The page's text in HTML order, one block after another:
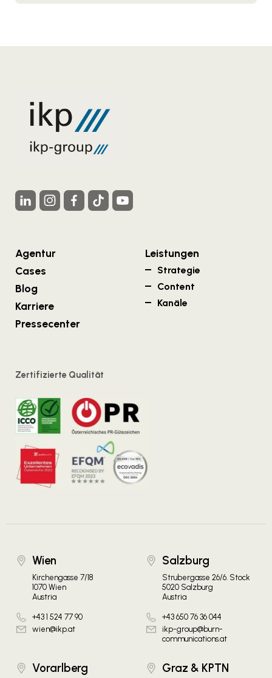
Agentur
Cases
Blog
Karriere
Pressecenter
Leistungen
Strategie
Content
Kanäle
Zertifizierte Qualität
Wien
Kirchengasse 7/18
1070 Wien
Austria
+43 1 524 77 90
wien@ikp.at
Salzburg
Strubergasse 26/6. Stock
5020 Salzburg
Austria
+43 650 76 36 044
ikp-group@burn-
communications.at
Vorarlberg Graz & KPTN